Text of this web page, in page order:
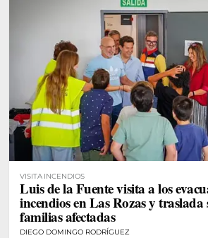
VISITA INCENDIOS
Luis de la Fuente visita a los
incendios en Las Rozas y traslada
familias afectadas
DIEGO DOMINGO RODRÍGUEZ